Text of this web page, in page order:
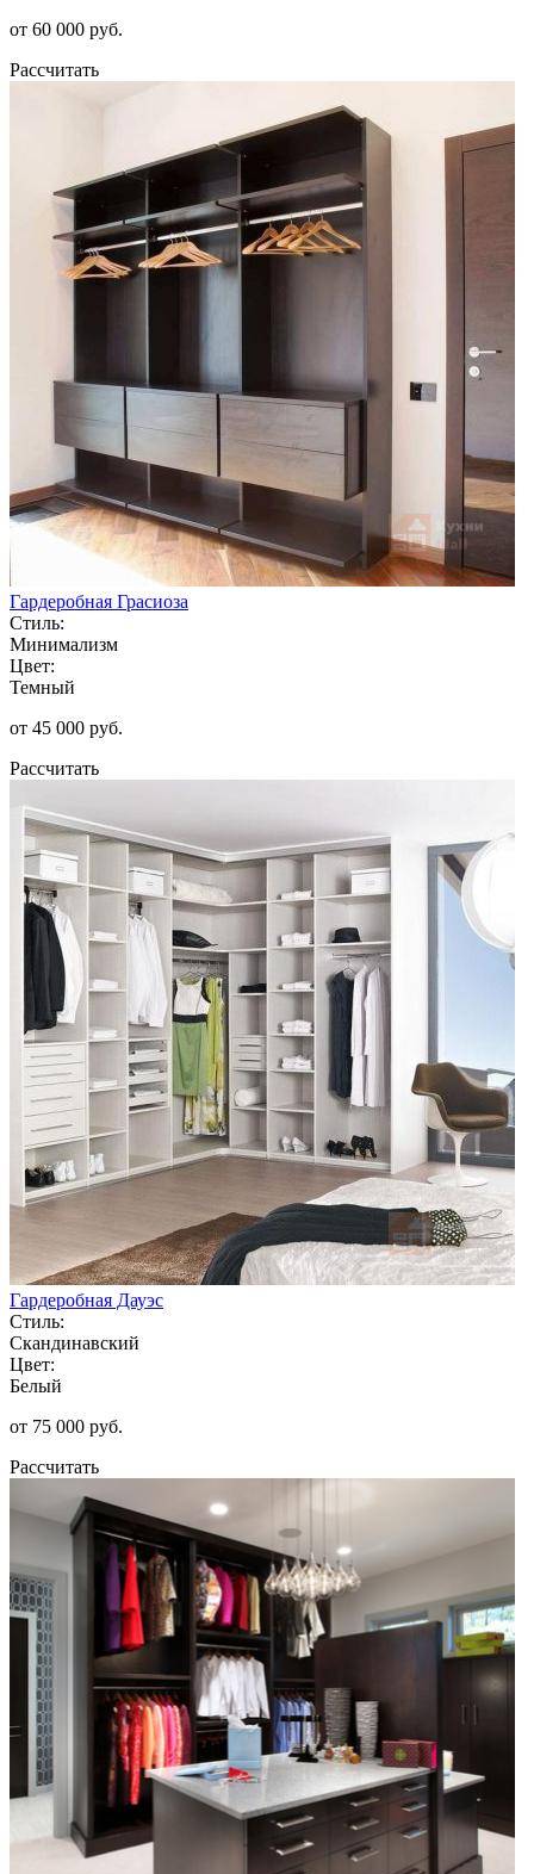
от 60 000 руб.
Рассчитать
Гардеробная Грасиоза
Стиль:
Минимализм
Цвет:
Темный
от 45 000 руб.
Рассчитать
Гардеробная Дауэс
Стиль:
Скандинавский
Цвет:
Белый
от 75 000 руб.
Рассчитать